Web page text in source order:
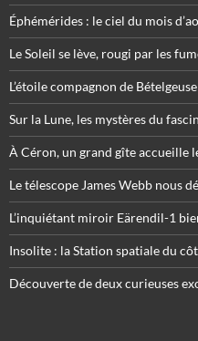
Éphémérides : le ciel du mois
Le Soleil se lève, rougi par les
L’étoile compagnon de
Sur la Lune, les mystères du
À Céron, un grand gîte accueille
Le télescope James Webb nous
L’inquiétant miroir Eärendil-1
Insolite : la Station spatiale du
Découverte de deux curieuses